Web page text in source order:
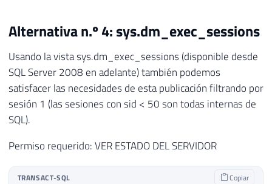
Alternativa n.º 4: sys.dm_exec_sessions
Usando la vista sys.dm_exec_sessions (disponible desde
SQL Server 2008 en adelante) también podemos
satisfacer las necesidades de esta publicación filtrando por
sesión 1 (las sesiones con sid < 50 son todas internas de
SQL).
Permiso requerido: VER ESTADO DEL SERVIDOR
TRANSACT-SQL Copiar